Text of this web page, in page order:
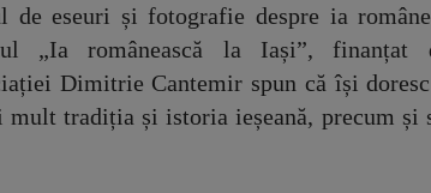
de eseuri și fotografie despre ia
„Ia românească la Iași”, finanțat
Dimitrie Cantemir spun că își
mult tradiția și istoria ieșeană, precum și